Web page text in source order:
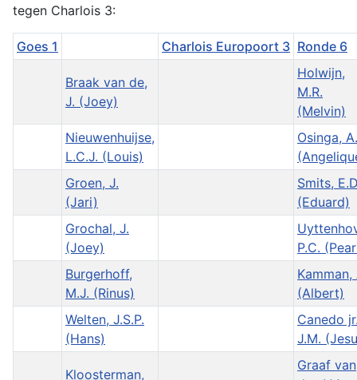
tegen Charlois 3:
Goes 1 Charlois Europoort 3 Ronde 6
Braak van de,
J. (Joey)
Holwijn,
M.R.
(Melvin)
Nieuwenhuijse,
L.C.J. (Louis)
Osinga, A.
Groen, J.
(Jari)
Smits,
(Eduard)
Grochal, J.
(Joey)
P.C.
Burgerhoff,
M.J. (Rinus)
Kamman,
(Albert)
Welten, J.S.P.
(Hans)
Canedo
J.M.
Kloosterman,
Graaf van